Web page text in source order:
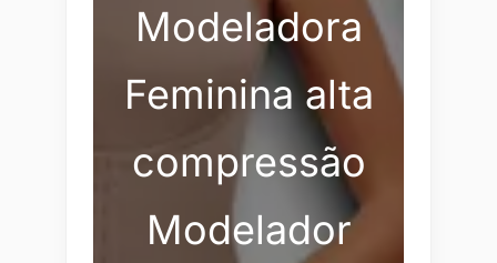
Modeladora
Feminina alta
compressão
Modelador